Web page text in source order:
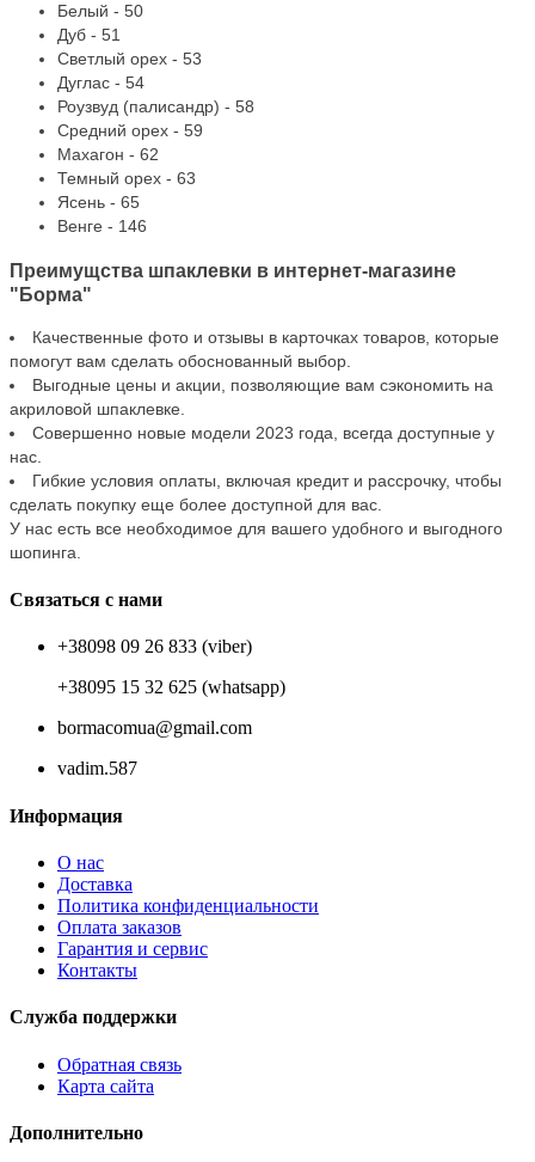
Белый - 50
Дуб - 51
Светлый орех - 53
Дуглас - 54
Роузвуд (палисандр) - 58
Средний орех - 59
Махагон - 62
Темный орех - 63
Ясень - 65
Венге - 146
Преимущства шпаклевки в интернет-магазине
"Борма"
Качественные фото и отзывы в карточках товаров, которые
помогут вам сделать обоснованный выбор.
Выгодные цены и акции, позволяющие вам сэкономить на
акриловой шпаклевке.
Совершенно новые модели 2023 года, всегда доступные у
нас.
Гибкие условия оплаты, включая кредит и рассрочку, чтобы
сделать покупку еще более доступной для вас.
У нас есть все необходимое для вашего удобного и выгодного
шопинга.
Связаться с нами
+38098 09 26 833 (viber)
+38095 15 32 625 (whatsapp)
bormacomua@gmail.com
vadim.587
Информация
О нас
Доставка
Политика конфиденциальности
Оплата заказов
Гарантия и сервис
Контакты
Служба поддержки
Обратная связь
Карта сайта
Дополнительно